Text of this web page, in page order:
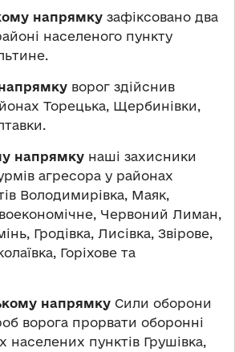
напрямку зафіксовано два
населеного пункту
ворог здійснив
Торецька, Щербинівки,
напрямку наші захисники
агресора у районах
Володимирівка, Маяк,
Червоний Лиман,
Гродівка, Лисівка, Звірове,
Горіхове та
напрямку Сили оборони
ворога прорвати оборонні
населених пунктів Грушівка,